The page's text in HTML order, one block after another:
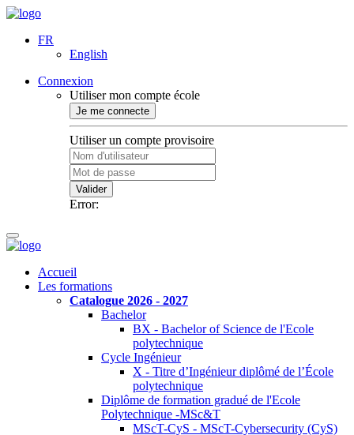
FR
English
Connexion
Utiliser mon compte école
Je me connecte
Utiliser un compte provisoire
Valider
Error:
Accueil
Les formations
Catalogue 2026 - 2027
Bachelor
BX - Bachelor of Science de l'Ecole
polytechnique
Cycle Ingénieur
X - Titre d’Ingénieur diplômé de l’École
polytechnique
Diplôme de formation gradué de l'Ecole
Polytechnique -MSc&T
MScT-CyS - MScT-Cybersecurity (CyS)